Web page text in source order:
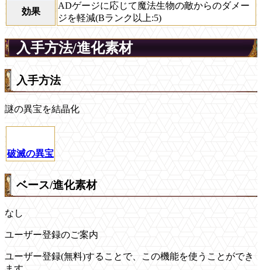
効果
ADゲージに応じて魔法生物の敵からのダメー
ジを軽減(Bランク以上:5)
入手方法/進化素材
入手方法
謎の異宝を結晶化
破滅の異宝
ベース/進化素材
なし
ユーザー登録のご案内
ユーザー登録(無料)することで、この機能を使うことができ